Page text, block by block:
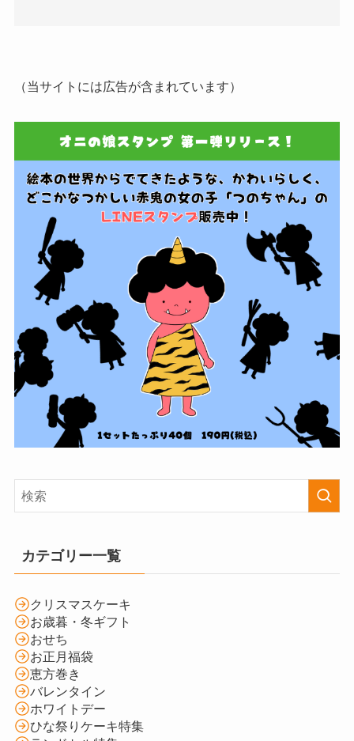
（当サイトには広告が含まれています）
カテゴリー一覧
クリスマスケーキ
お歳暮・冬ギフト
おせち
お正月福袋
恵方巻き
バレンタイン
ホワイトデー
ひな祭りケーキ特集